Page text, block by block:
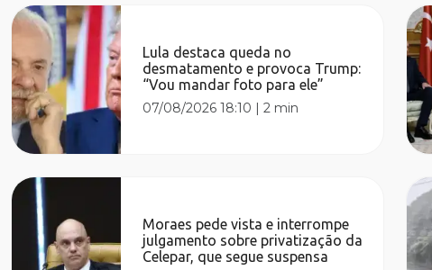
Lula destaca queda no
desmatamento e provoca Trump:
“Vou mandar foto para ele”
07/08/2026 18:10 |2 min
Moraes pede vista e interrompe
julgamento sobre privatização da
Celepar, que segue suspensa